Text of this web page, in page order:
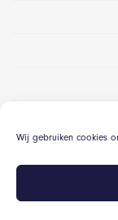
Wij gebruiken cookies